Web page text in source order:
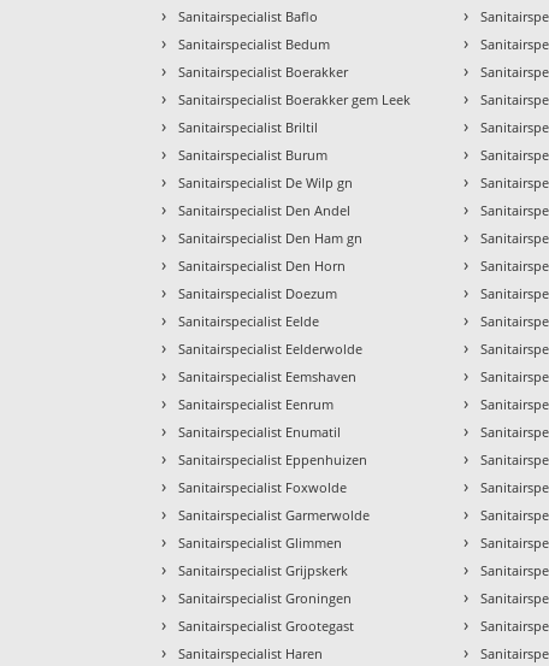
› Sanitairspecialist Baflo
› Sanitairspecialist Bedum
› Sanitairspecialist Boerakker
› Sanitairspecialist Boerakker gem Leek
› Sanitairspecialist Briltil
› Sanitairspecialist Burum
› Sanitairspecialist De Wilp gn
› Sanitairspecialist Den Andel
› Sanitairspecialist Den Ham gn
› Sanitairspecialist Den Horn
› Sanitairspecialist Doezum
› Sanitairspecialist Eelde
› Sanitairspecialist Eelderwolde
› Sanitairspecialist Eemshaven
› Sanitairspecialist Eenrum
› Sanitairspecialist Enumatil
› Sanitairspecialist Eppenhuizen
› Sanitairspecialist Foxwolde
› Sanitairspecialist Garmerwolde
› Sanitairspecialist Glimmen
› Sanitairspecialist Grijpskerk
› Sanitairspecialist Groningen
› Sanitairspecialist Grootegast
› Sanitairspecialist Haren
›
›
›
›
›
›
›
›
›
›
›
›
›
›
›
›
›
›
›
›
›
›
›
›